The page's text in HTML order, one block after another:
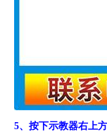
5、按下示教器右上